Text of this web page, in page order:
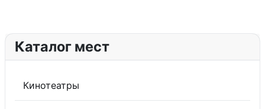
Каталог мест
Кинотеатры